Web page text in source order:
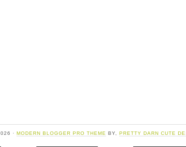
· MODERN BLOGGER PRO THEME BY, PRETTY DARN CUTE